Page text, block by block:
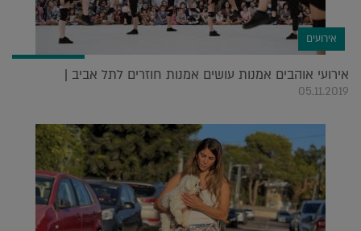
אירועים
אירועי אוהבים אמנות עושים אמנות חוזרים לתל אביב |
05.11.2019